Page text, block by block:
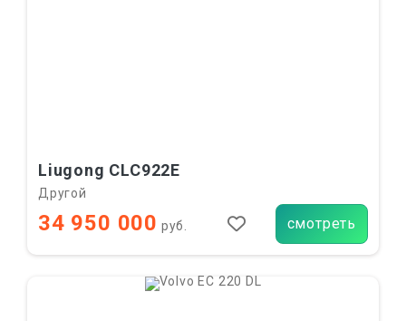
Liugong CLC922E
Другой
34 950 000 руб. смотреть